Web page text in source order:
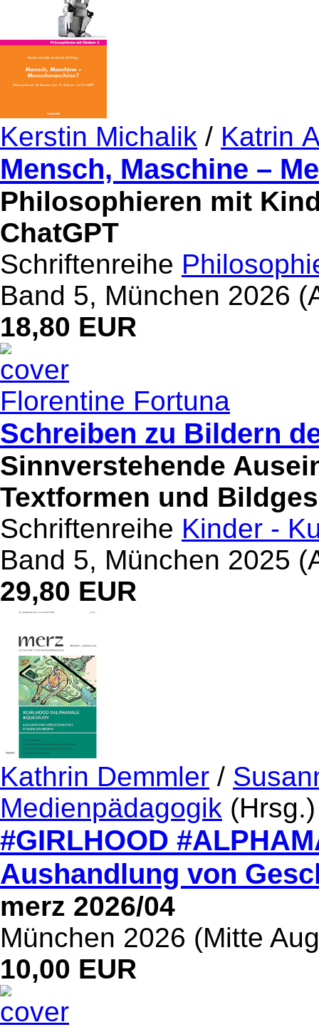
Kerstin Michalik / Katrin
Mensch, Maschine –
Philosophieren mit
ChatGPT
Schriftenreihe
Band 5, München 2026
18,80 EUR
Florentine Fortuna
Schreiben zu Bildern
Sinnverstehende
Textformen und
Schriftenreihe Kinder -
Band 5, München 2025
29,80 EUR
Kathrin Demmler /
Medienpädagogik (Hrsg.)
#GIRLHOOD
Aushandlung von
merz 2026/04
München 2026 (Mitte
10,00 EUR